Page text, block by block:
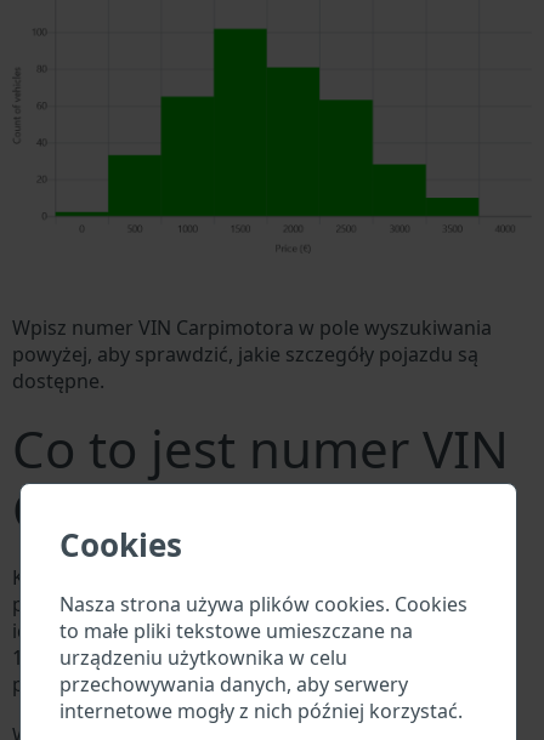
Cookies
Nasza strona używa plików cookies. Cookies
to małe pliki tekstowe umieszczane na
urządzeniu użytkownika w celu
przechowywania danych, aby serwery
internetowe mogły z nich później korzystać.
Wpisz numer VIN Carpimotora w pole wyszukiwania
powyżej, aby sprawdzić, jakie szczegóły pojazdu są
dostępne.
Co to jest numer VIN
Carpimotora?
Każdy producent Carpimotora przypisuje każdemu
pojazdowi unikalny identyfikator zwany numerem
identyfikacyjnym pojazdu (VIN). Numer VIN składa się z
17 cyfr i składa się z liter i cyfr zawierających
podstawowe informacje o pojeździe.